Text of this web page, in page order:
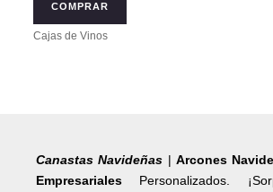
COMPRAR
Cajas de Vinos
Canastas Navideñas |Arcones
Empresariales Personalizados.